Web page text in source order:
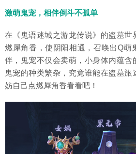
激萌鬼宠，相伴倒斗不孤单
在《鬼语迷城之游龙传说》的盗墓世
燃犀角香，使阴阳相通，召唤出Q萌
伴，鬼宠不仅会卖萌，小身体内蕴含
鬼宠的种类繁杂，究竟谁能在盗墓旅
妨自己点燃犀角香看看吧！